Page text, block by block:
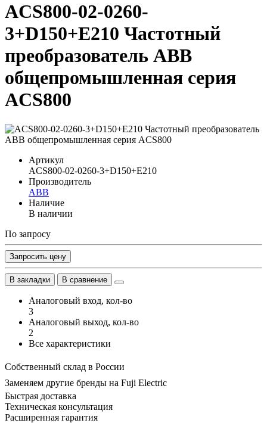
ACS800-02-0260-
3+D150+E210 Частотный
преобразователь ABB
общепромышленная серия
ACS800
Артикул
ACS800-02-0260-3+D150+E210
Производитель
ABB
Наличие
В наличии
По запросу
Запросить цену
В закладки В сравнение
Аналоговый вход, кол-во
3
Аналоговый выход, кол-во
2
Все характеристики
Собственный склад в России
Заменяем другие бренды на Fuji Electric
Быстрая доставка
Техническая консультация
Расширенная гарантия